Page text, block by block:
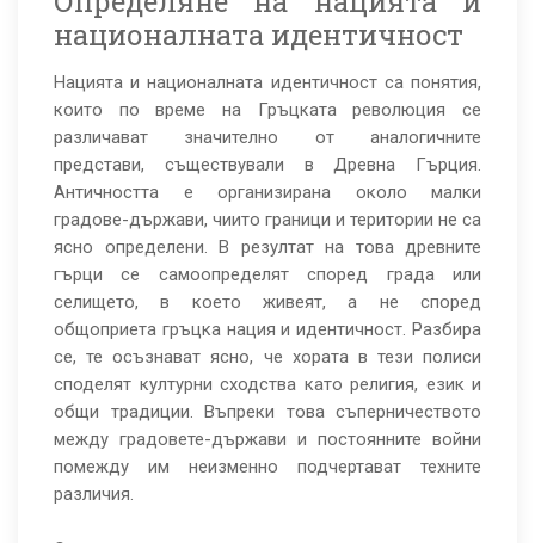
националната идентичност
Нацията и националната идентичност са понятия,
които по време на Гръцката революция се
различават значително от аналогичните
представи, съществували в Древна Гърция.
Античността е организирана около малки
градове-държави, чиито граници и територии не са
ясно определени. В резултат на това древните
гърци се самоопределят според града или
селището, в което живеят, а не според
общоприета гръцка нация и идентичност. Разбира
се, те осъзнават ясно, че хората в тези полиси
споделят културни сходства като религия, език и
общи традиции. Въпреки това съперничеството
между градовете-държави и постоянните войни
помежду им неизменно подчертават техните
различия.